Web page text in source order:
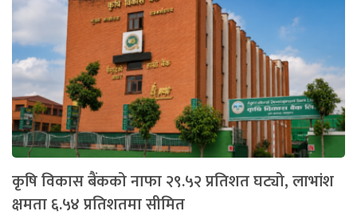
कृषि विकास बैंकको नाफा २९.५२ प्रतिशत घट्यो, लाभांश
क्षमता ६.५४ प्रतिशतमा सीमित